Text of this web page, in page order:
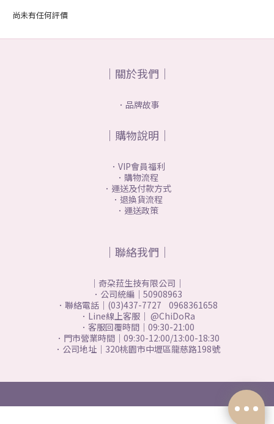
尚未有任何評價
｜關於我們｜
．品牌故事
｜購物說明｜
．VIP會員福利
．購物流程
．運送及付款方式
．退換貨流程
．運送政策
｜聯絡我們｜
｜奇朶菈生技有限公司｜
．公司統編｜50908963
．聯絡電話｜(03)437-7727 0968361658
．Line線上客服｜ @ChiDoRa
．客服回覆時間｜09:30-21:00
．門市營業時間｜09:30-12:00/13:00-18:30
．公司地址｜320桃園市中壢區龍慈路198號